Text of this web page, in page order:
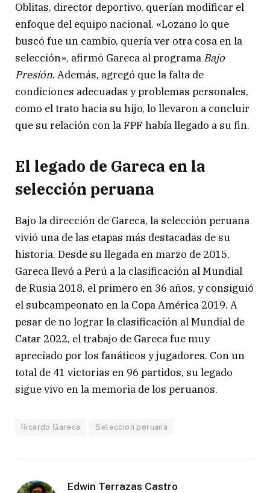
Oblitas, director deportivo, querían modificar el
enfoque del equipo nacional. «Lozano lo que
buscó fue un cambio, quería ver otra cosa en la
selección», afirmó Gareca al programa Bajo
Presión. Además, agregó que la falta de
condiciones adecuadas y problemas personales,
como el trato hacia su hijo, lo llevaron a concluir
que su relación con la FPF había llegado a su fin.
El legado de Gareca en la
selección peruana
Bajo la dirección de Gareca, la selección peruana
vivió una de las etapas más destacadas de su
historia. Desde su llegada en marzo de 2015,
Gareca llevó a Perú a la clasificación al Mundial
de Rusia 2018, el primero en 36 años, y consiguió
el subcampeonato en la Copa América 2019. A
pesar de no lograr la clasificación al Mundial de
Catar 2022, el trabajo de Gareca fue muy
apreciado por los fanáticos y jugadores. Con un
total de 41 victorias en 96 partidos, su legado
sigue vivo en la memoria de los peruanos.
Ricardo Gareca Seleccion peruana
Edwin Terrazas Castro